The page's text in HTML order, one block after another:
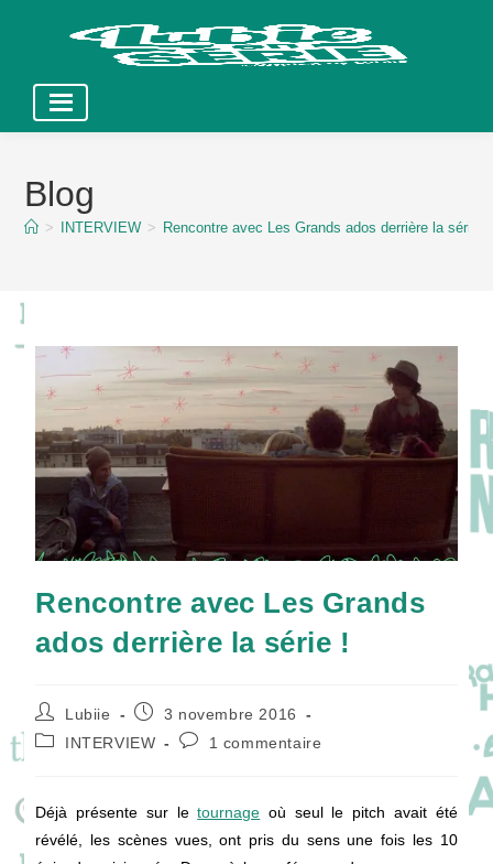
contentBlog
> INTERVIEW > Rencontre avec Les Grands ados derrière la série !
Rencontre avec Les Grands
ados derrière la série !
Auteur/autrice
de
la
Lubiie
Publication
publiée :
3 novembre 2016
PostINTERVIEW
Commentaires
1 commentaire
Déjà présente sur letournage où seul le pitch avait été
révélé, les scènes vues, ont pris du sens une fois les 10